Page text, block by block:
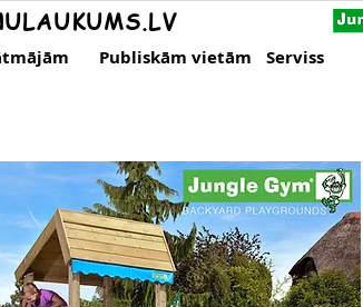
Publiskām vietām Serviss